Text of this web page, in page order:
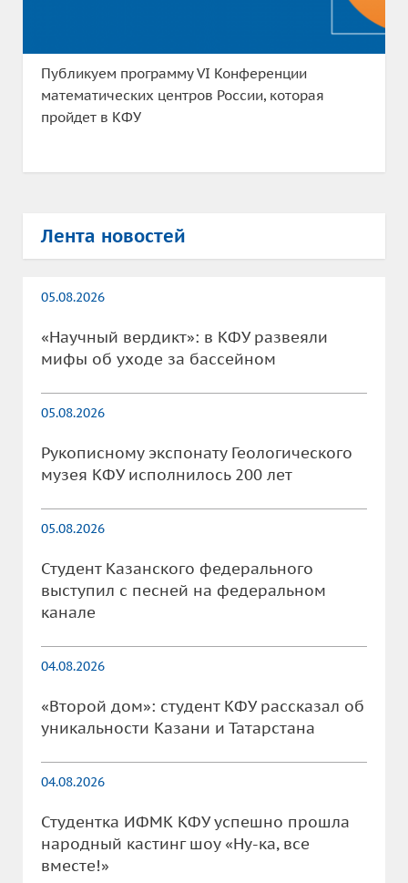
Публикуем программу VI Конференции
математических центров России, которая
пройдет в КФУ
Лента новостей
05.08.2026
«Научный вердикт»: в КФУ развеяли
мифы об уходе за бассейном
05.08.2026
Рукописному экспонату Геологического
музея КФУ исполнилось 200 лет
05.08.2026
Студент Казанского федерального
выступил с песней на федеральном
канале
04.08.2026
«Второй дом»: студент КФУ рассказал об
уникальности Казани и Татарстана
04.08.2026
Студентка ИФМК КФУ успешно прошла
народный кастинг шоу «Ну-ка, все
вместе!»